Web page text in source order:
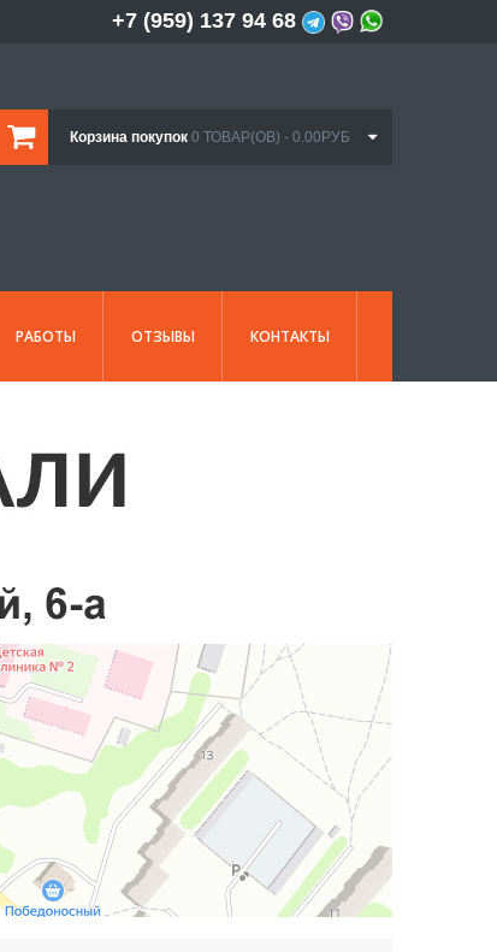
+7 (959) 137 94 68
Корзина покупок 0 ТОВАР(ОВ) - 0.00РУБ
РАБОТЫ ОТЗЫВЫ КОНТАКТЫ